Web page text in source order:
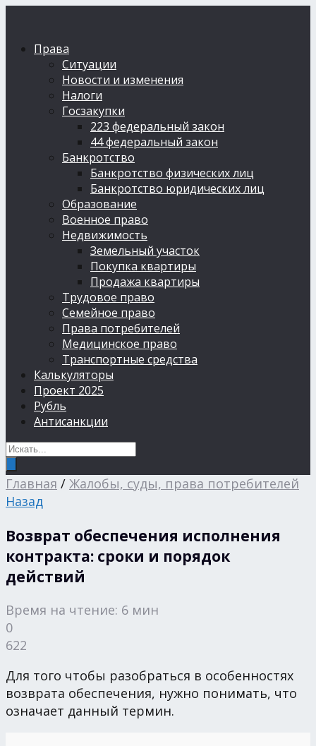
Права
Ситуации
Новости и изменения
Налоги
Госзакупки
223 федеральный закон
44 федеральный закон
Банкротство
Банкротство физических лиц
Банкротство юридических лиц
Образование
Военное право
Недвижимость
Земельный участок
Покупка квартиры
Продажа квартиры
Трудовое право
Семейное право
Права потребителей
Медицинское право
Транспортные средства
Калькуляторы
Проект 2025
Рубль
Антисанкции
Главная / Жалобы, суды, права потребителей
Назад
Возврат обеспечения исполнения
контракта: сроки и порядок
действий
Время на чтение: 6 мин
0
622
Для того чтобы разобраться в особенностях
возврата обеспечения, нужно понимать, что
означает данный термин.